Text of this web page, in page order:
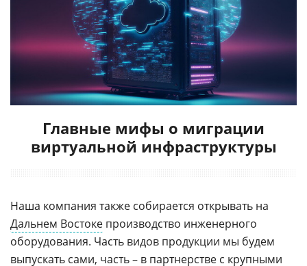
Главные мифы о миграции
виртуальной инфраструктуры
Наша компания также собирается открывать на
Дальнем Востоке производство инженерного
оборудования. Часть видов продукции мы будем
выпускать сами, часть – в партнерстве с крупными